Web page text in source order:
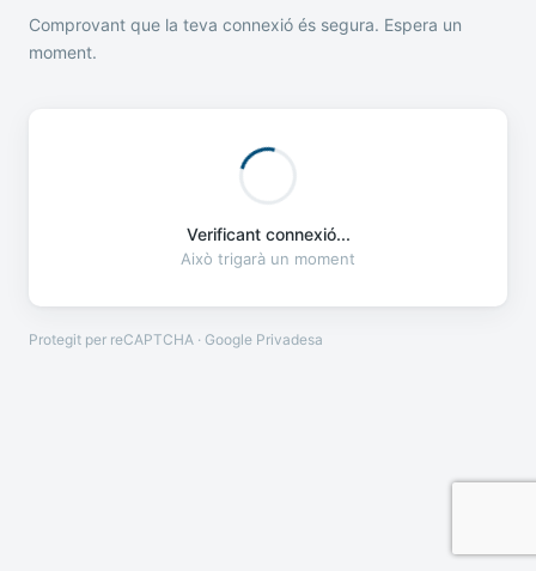
Comprovant que la teva connexió és segura. Espera un
moment.
Verificant connexió...
Això trigarà un moment
Protegit per reCAPTCHA · Google Privadesa